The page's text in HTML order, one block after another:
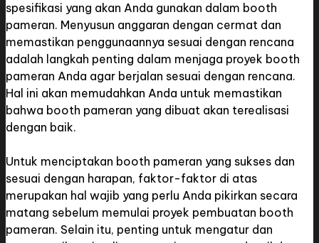
spesifikasi yang akan Anda gunakan dalam booth
pameran. Menyusun anggaran dengan cermat dan
memastikan penggunaannya sesuai dengan rencana
adalah langkah penting dalam menjaga proyek booth
pameran Anda agar berjalan sesuai dengan rencana.
Hal ini akan memudahkan Anda untuk memastikan
bahwa booth pameran yang dibuat akan terealisasi
dengan baik.
Untuk menciptakan booth pameran yang sukses dan
sesuai dengan harapan, faktor-faktor di atas
merupakan hal wajib yang perlu Anda pikirkan secara
matang sebelum memulai proyek pembuatan booth
pameran. Selain itu, penting untuk mengatur dan